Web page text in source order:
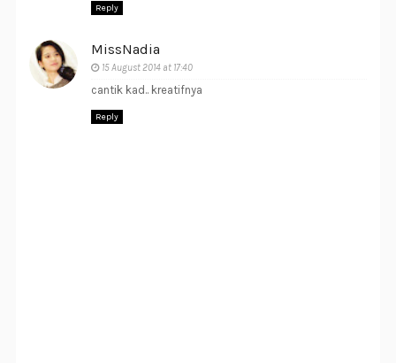
Reply
MissNadia
15 August 2014 at 17:40
cantik kad.. kreatifnya
Reply